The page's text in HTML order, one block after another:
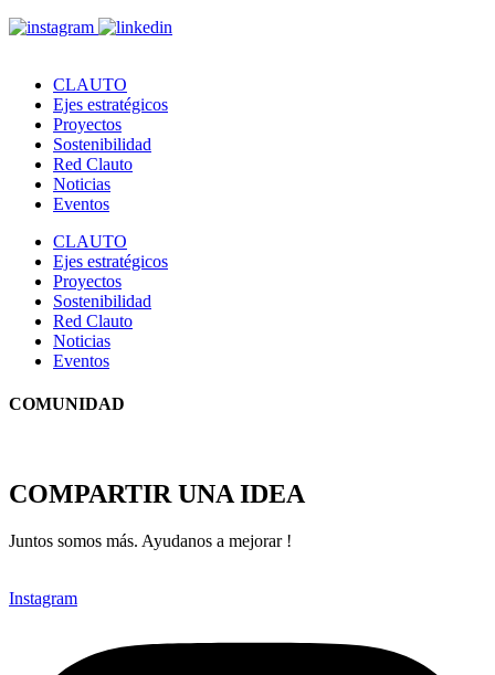
CLAUTO
Ejes estratégicos
Proyectos
Sostenibilidad
Red Clauto
Noticias
Eventos
CLAUTO
Ejes estratégicos
Proyectos
Sostenibilidad
Red Clauto
Noticias
Eventos
COMUNIDAD
COMPARTIR UNA IDEA
Juntos somos más. Ayudanos a mejorar !
Instagram